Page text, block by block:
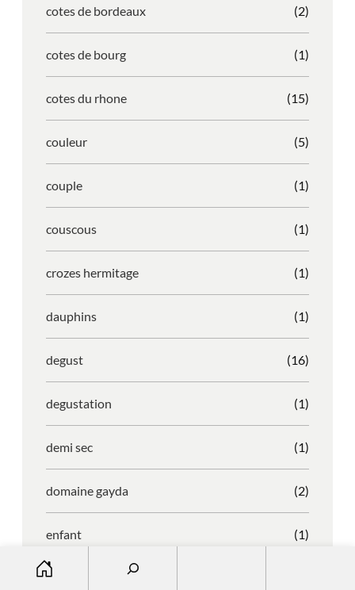
cotes de bordeaux (2)
cotes de bourg (1)
cotes du rhone (15)
couleur (5)
couple (1)
couscous (1)
crozes hermitage (1)
dauphins (1)
degust (16)
degustation (1)
demi sec (1)
domaine gayda (2)
enfant (1)
entreprise